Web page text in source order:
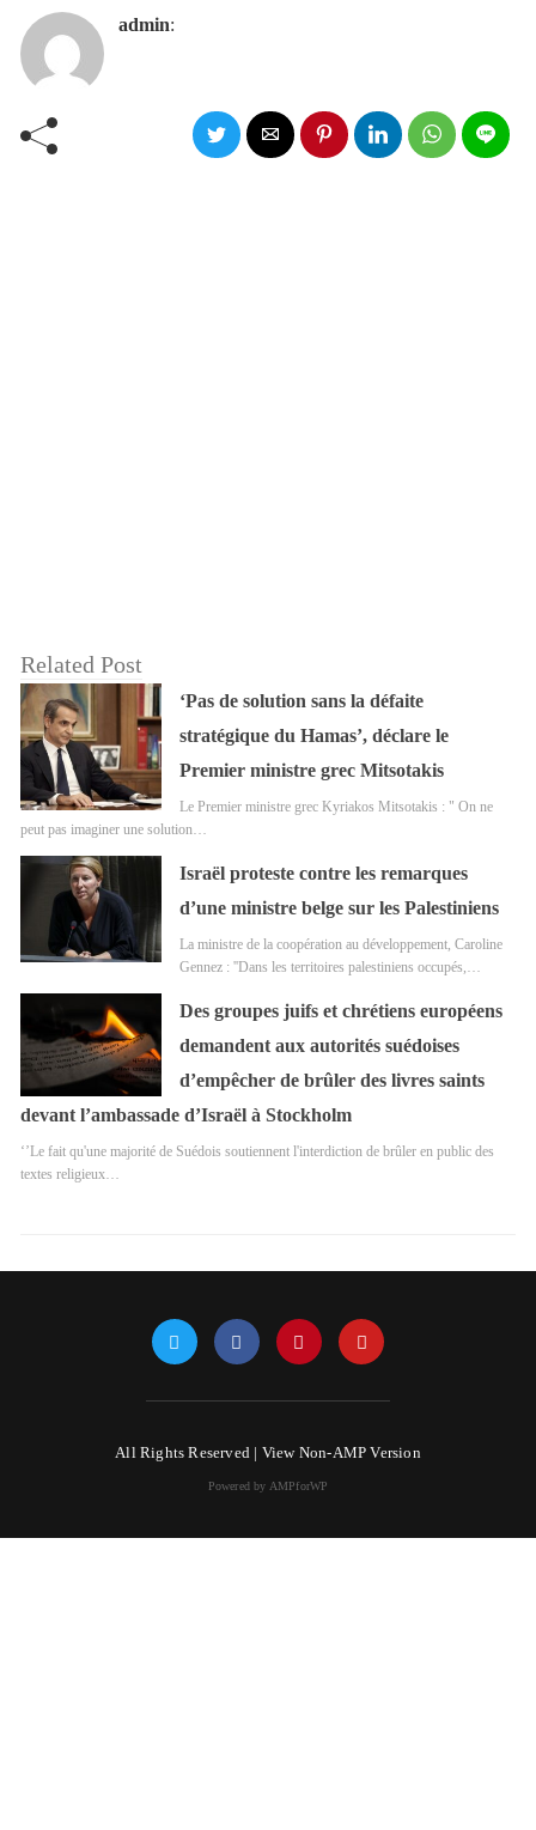
admin:
Related Post
‘Pas de solution sans la défaite
stratégique du Hamas’, déclare le
Premier ministre grec Mitsotakis
Le Premier ministre grec Kyriakos Mitsotakis : " On ne
peut pas imaginer une solution…
Israël proteste contre les remarques
d’une ministre belge sur les Palestiniens
La ministre de la coopération au développement, Caroline
Gennez : ''Dans les territoires palestiniens occupés,…
Des groupes juifs et chrétiens européens
demandent aux autorités suédoises
d’empêcher de brûler des livres saints
devant l’ambassade d’Israël à Stockholm
‘’Le fait qu'une majorité de Suédois soutiennent l'interdiction de brûler en public des
textes religieux…
All Rights Reserved | View Non-AMP Version
Powered by AMPforWP